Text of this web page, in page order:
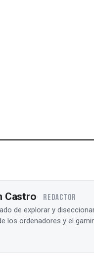
Castro REDACTOR
de explorar y
los ordenadores y el